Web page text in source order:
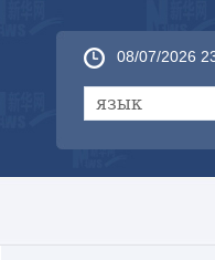
08/07/2026
язык